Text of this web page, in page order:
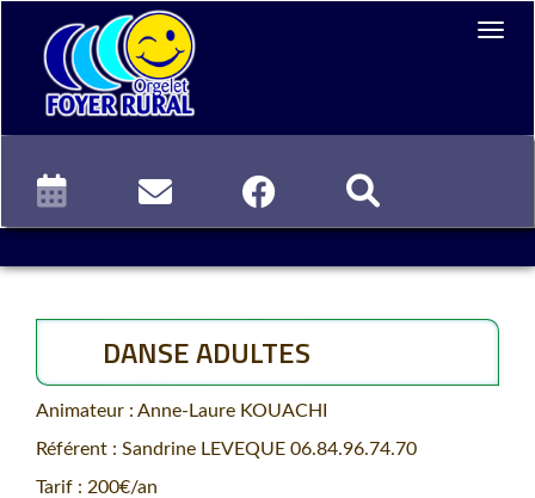
DANSE ADULTES
Animateur : Anne-Laure KOUACHI
Référent : Sandrine LEVEQUE 06.84.96.74.70
Tarif : 200€/an